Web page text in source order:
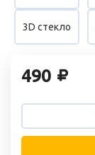
3D стекло
490